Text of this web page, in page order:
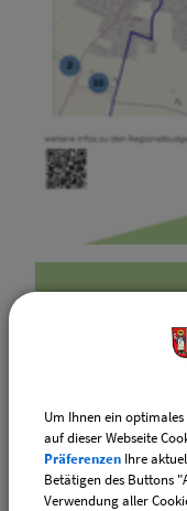
Um Ihnen ein
auf dieser Webseite
Präferenzen Ihre
Betätigen des Buttons
Verwendung aller